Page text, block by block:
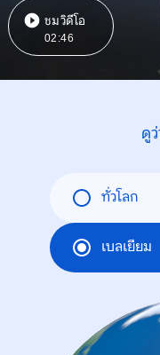
ชมวิดีโอ
02:46
ดู
ทั่วโลก
เบลเยียม